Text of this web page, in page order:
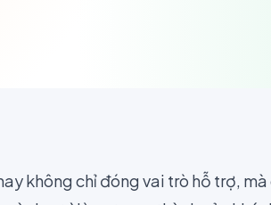
không chỉ đóng vai trò hỗ trợ,